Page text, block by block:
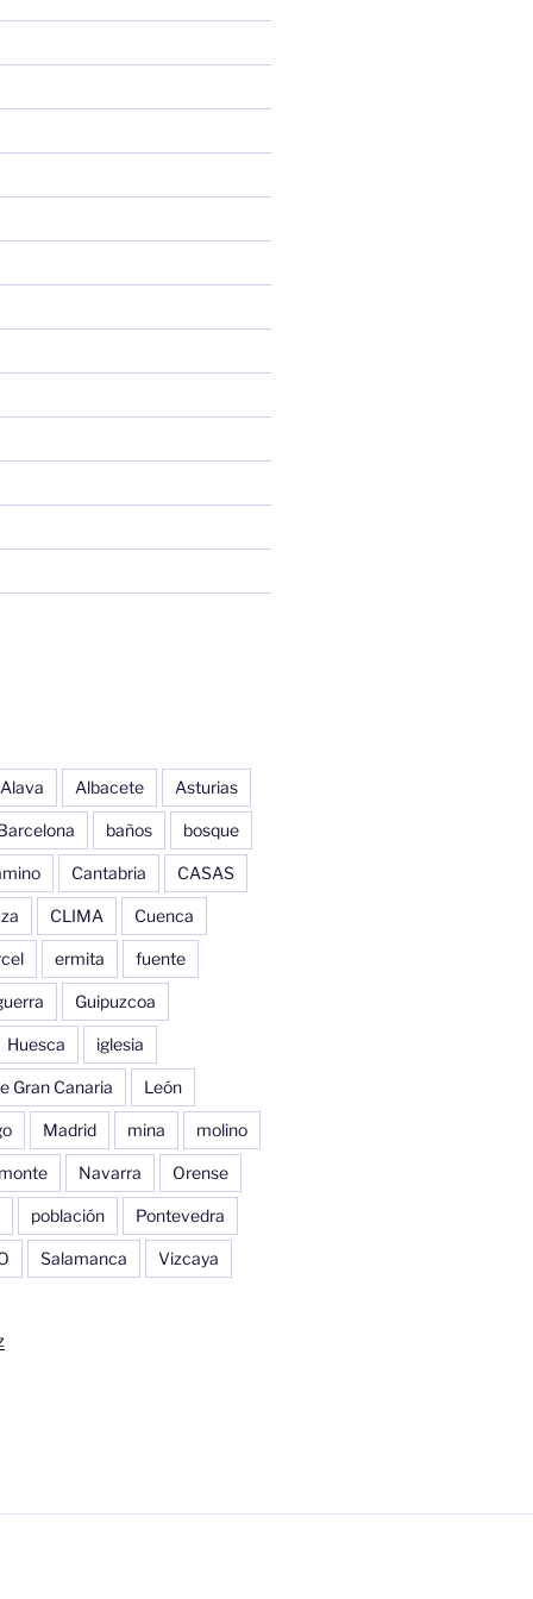
Alava Albacete Asturias
baños bosque
Cantabria CASAS
CLIMA Cuenca
ermita fuente
Guipuzcoa
Huesca iglesia
Gran Canaria León
Madrid mina molino
monte Navarra Orense
población Pontevedra
Salamanca Vizcaya